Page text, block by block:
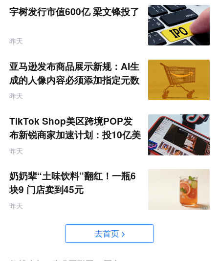
宇树发行市值600亿 梁文锋投了
昨天
亚马逊发布商品展示新规：AI生
成的人像内容必须添加指定元数
据
昨天
TikTok Shop美区跨境POP发
布新锐商家加速计划：投10亿美
金资源帮扶四类商家
昨天
奶奶辈“土味饮料”翻红！一瓶6
块9 门店卖到45元
昨天
去首页